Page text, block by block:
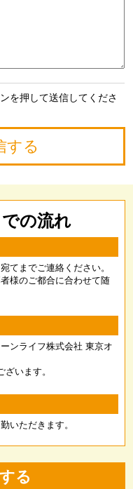
を押して送信してくださ
の流れ
てまでご連絡ください。
様のご都合に合わせて随
ンライフ株式会社 東京オ
います。
いただきます。
る